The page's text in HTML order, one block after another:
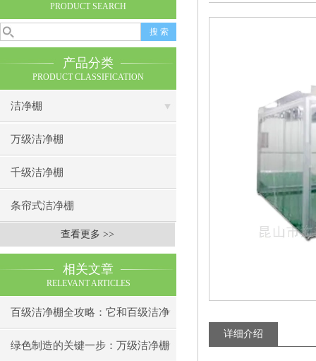
PRODUCT SEARCH
产品分类
PRODUCT CLASSIFICATION
洁净棚
万级洁净棚
千级洁净棚
条帘式洁净棚
查看更多 >>
相关文章
RELEVANT ARTICLES
百级洁净棚全攻略：它和百级洁净
室到底有什么区别？
绿色制造的关键一步：万级洁净棚
详细介绍